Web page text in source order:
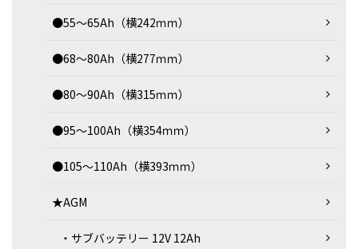
●55～65Ah（横242ｍｍ）
●68～80Ah（横277ｍｍ）
●80～90Ah（横315ｍｍ）
●95～100Ah（横354ｍｍ）
●105～110Ah（横393ｍｍ）
★AGM
・サブバッテリー 12V 12Ah